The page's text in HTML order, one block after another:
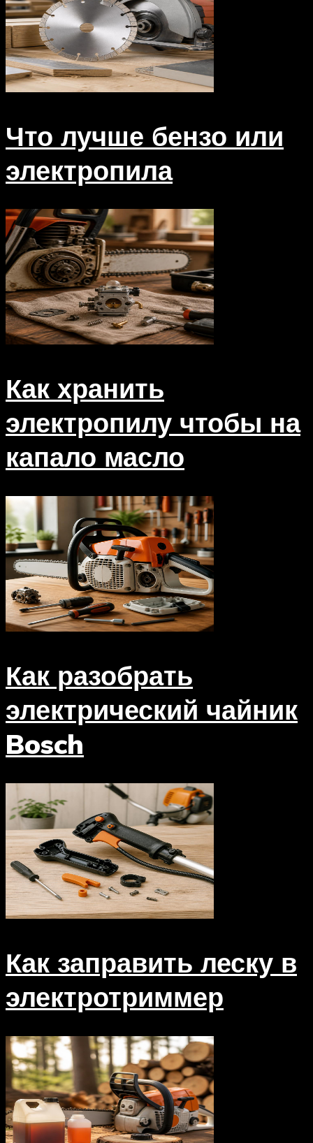
Что лучше бензо или
электропила
Как хранить
электропилу чтобы на
капало масло
Как разобрать
электрический чайник
Bosch
Как заправить леску в
электротриммер